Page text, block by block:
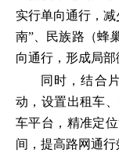
实行单向通行，
南”、民族路（蜂
向通行，形成局部
同时，结合
动，设置出租车
车平台，精准定
间，提高路网通行